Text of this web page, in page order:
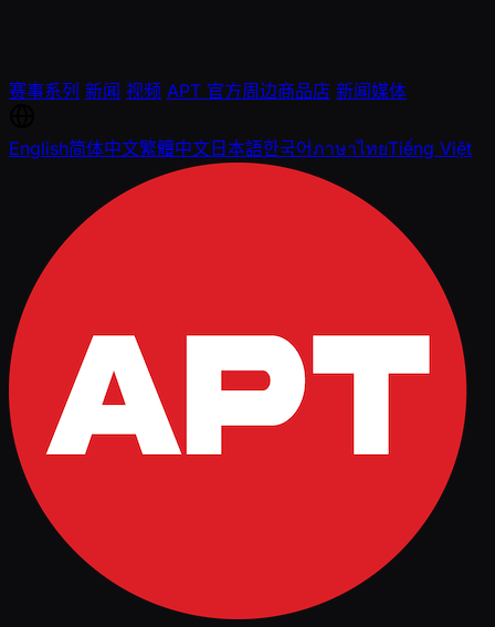
赛事系列 新闻 视频 APT 官方周边商品店 新闻媒体
English简体中文繁體中文日本語한국어ภาษาไทยTiếng Việt